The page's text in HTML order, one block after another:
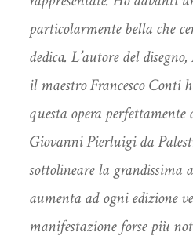
particolarmente bella che
dedica. L’autore del
il maestro Francesco Conti
questa opera perfettamente
Giovanni Pierluigi da
sottolineare la grandissima
aumenta ad ogni edizione
manifestazione forse più